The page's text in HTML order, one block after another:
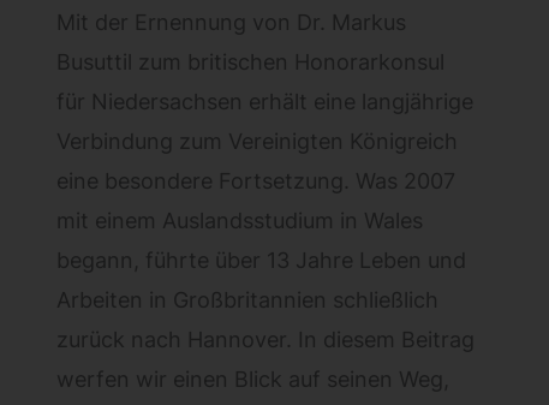
Mit der Ernennung von Dr. Markus
Busuttil zum britischen Honorarkonsul
für Niedersachsen erhält eine langjährige
Verbindung zum Vereinigten Königreich
eine besondere Fortsetzung. Was 2007
mit einem Auslandsstudium in Wales
begann, führte über 13 Jahre Leben und
Arbeiten in Großbritannien schließlich
zurück nach Hannover. In diesem Beitrag
werfen wir einen Blick auf seinen Weg,